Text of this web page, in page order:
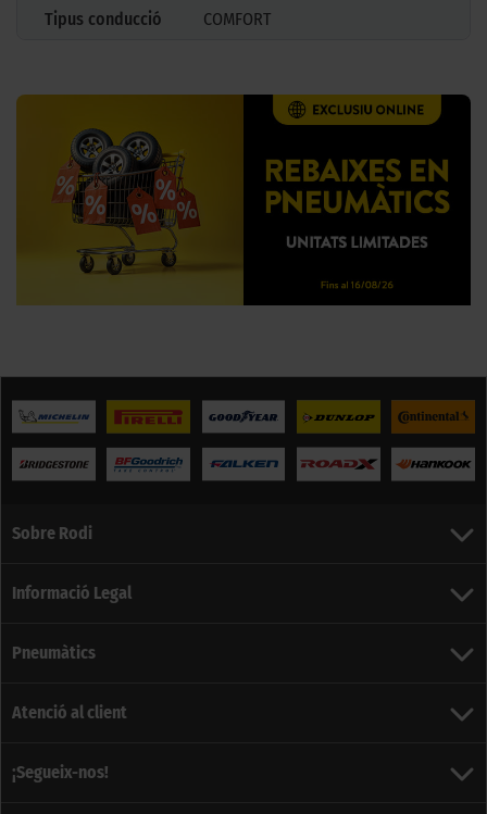
Tipus conducció
COMFORT
Sobre Rodi
Informació Legal
Pneumàtics
Atenció al client
¡Segueix-nos!